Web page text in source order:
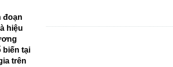
đoạn
hiệu
biến tại
trên